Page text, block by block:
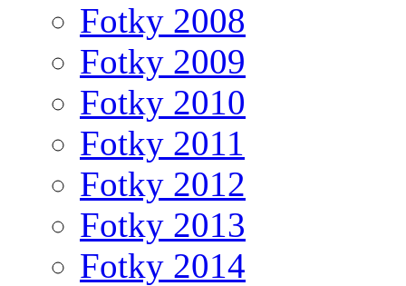
Fotky 2008
Fotky 2009
Fotky 2010
Fotky 2011
Fotky 2012
Fotky 2013
Fotky 2014